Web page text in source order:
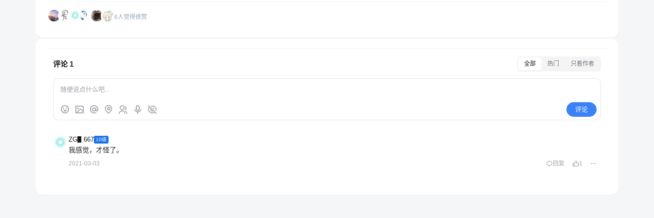
6人觉得很赞
评论 1 全部 热门 只看作者
评论
ZG▋667 10级
我感觉，才怪了。
2021-03-03 回复 1